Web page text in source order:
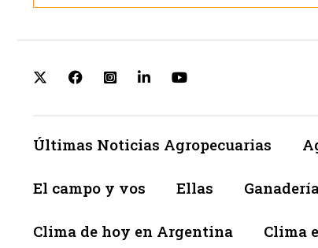
Últimas Noticias Agropecuarias
El campo y vos Ellas
Clima de hoy en Argentina Clima